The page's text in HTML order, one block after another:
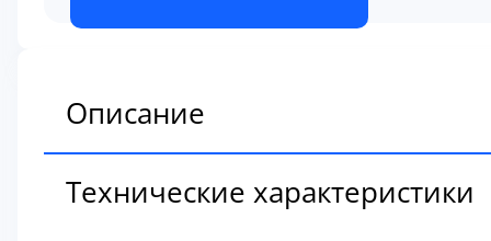
Описание
Технические характеристики